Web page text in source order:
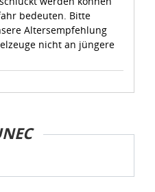
undImpressum
bedeuten. Bitte
Altersempfehlung
nicht an jüngere